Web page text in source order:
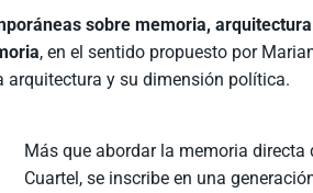
sobre memoria,
, en el sentido propuesto por
arquitectura y su dimensión política.
Más que abordar la memoria directa
Cuartel, se inscribe en una